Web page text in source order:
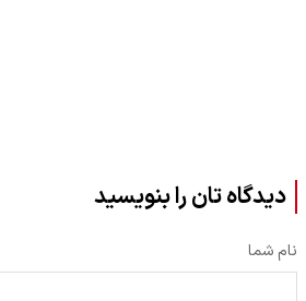
دیدگاه تان را بنویسید
نام شما